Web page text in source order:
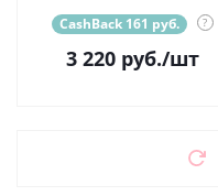
CashBack 161 руб. ?
3 220руб./шт